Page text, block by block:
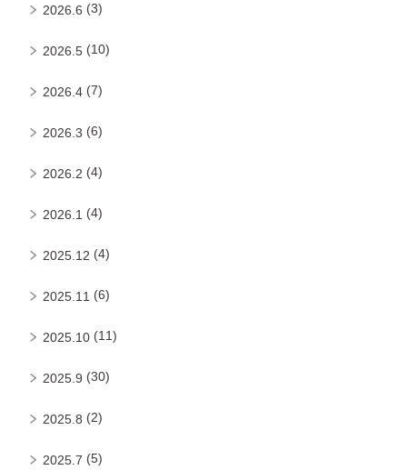
2026.6 (3)
2026.5 (10)
2026.4 (7)
2026.3 (6)
2026.2 (4)
2026.1 (4)
2025.12 (4)
2025.11 (6)
2025.10 (11)
2025.9 (30)
2025.8 (2)
2025.7 (5)